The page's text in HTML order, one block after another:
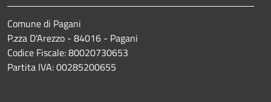
Comune di Pagani
P.zza D'Arezzo - 84016 - Pagani
Codice Fiscale: 80020730653
Partita IVA: 00285200655